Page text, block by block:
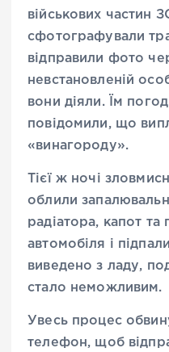
військових частин
сфотографували
відправили фото
невстановленій
вони діяли. Їм
повідомили, що
«винагороду».
Тієї ж ночі
облили
радіатора, капот та
автомобіля і
виведено з ладу,
стало неможливим.
Увесь процес
телефон, щоб